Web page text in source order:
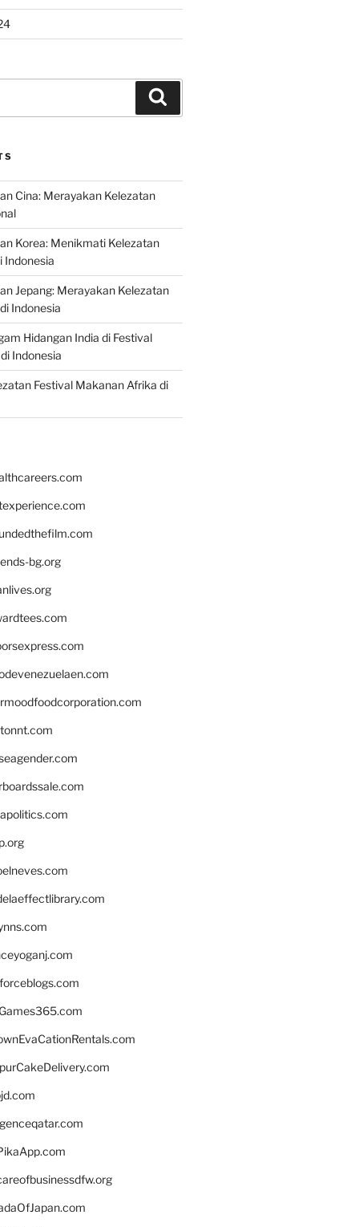
Cina: Merayakan Kelezatan
Korea: Menikmati Kelezatan
Indonesia
Jepang: Merayakan Kelezatan
Indonesia
Hidangan India di Festival
Indonesia
Festival Makanan Afrika di
bg.org